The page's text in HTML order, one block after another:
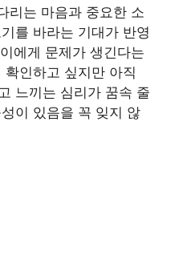
리는 마음과 중요한 소
를 바라는 기대가 반영
에게 문제가 생긴다는
인하고 싶지만 아직
느끼는 심리가 꿈속 줄
이 있음을 꼭 잊지 않